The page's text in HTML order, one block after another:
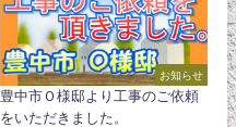
お知らせ
豊中市Ｏ様邸より工事のご依頼
をいただきました。